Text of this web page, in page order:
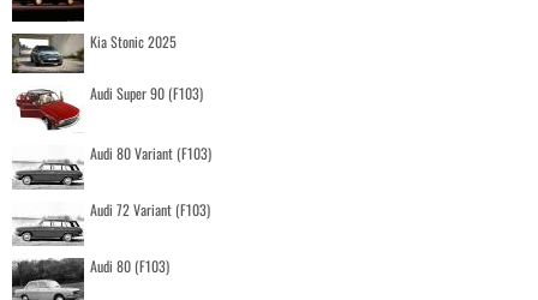
Kia Stonic 2025
Audi Super 90 (F103)
Audi 80 Variant (F103)
Audi 72 Variant (F103)
Audi 80 (F103)